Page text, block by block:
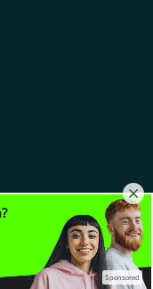
Sponsored
Nutzungsbedingungen